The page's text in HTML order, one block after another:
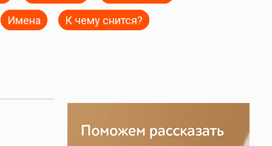
Имена К чему снится?